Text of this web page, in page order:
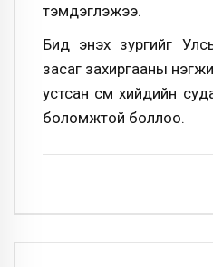
тэмдэглэжээ.
Бид энэхүү зургийг
засаг захиргааны
устсан сүм хийдийн
боломжтой боллоо.